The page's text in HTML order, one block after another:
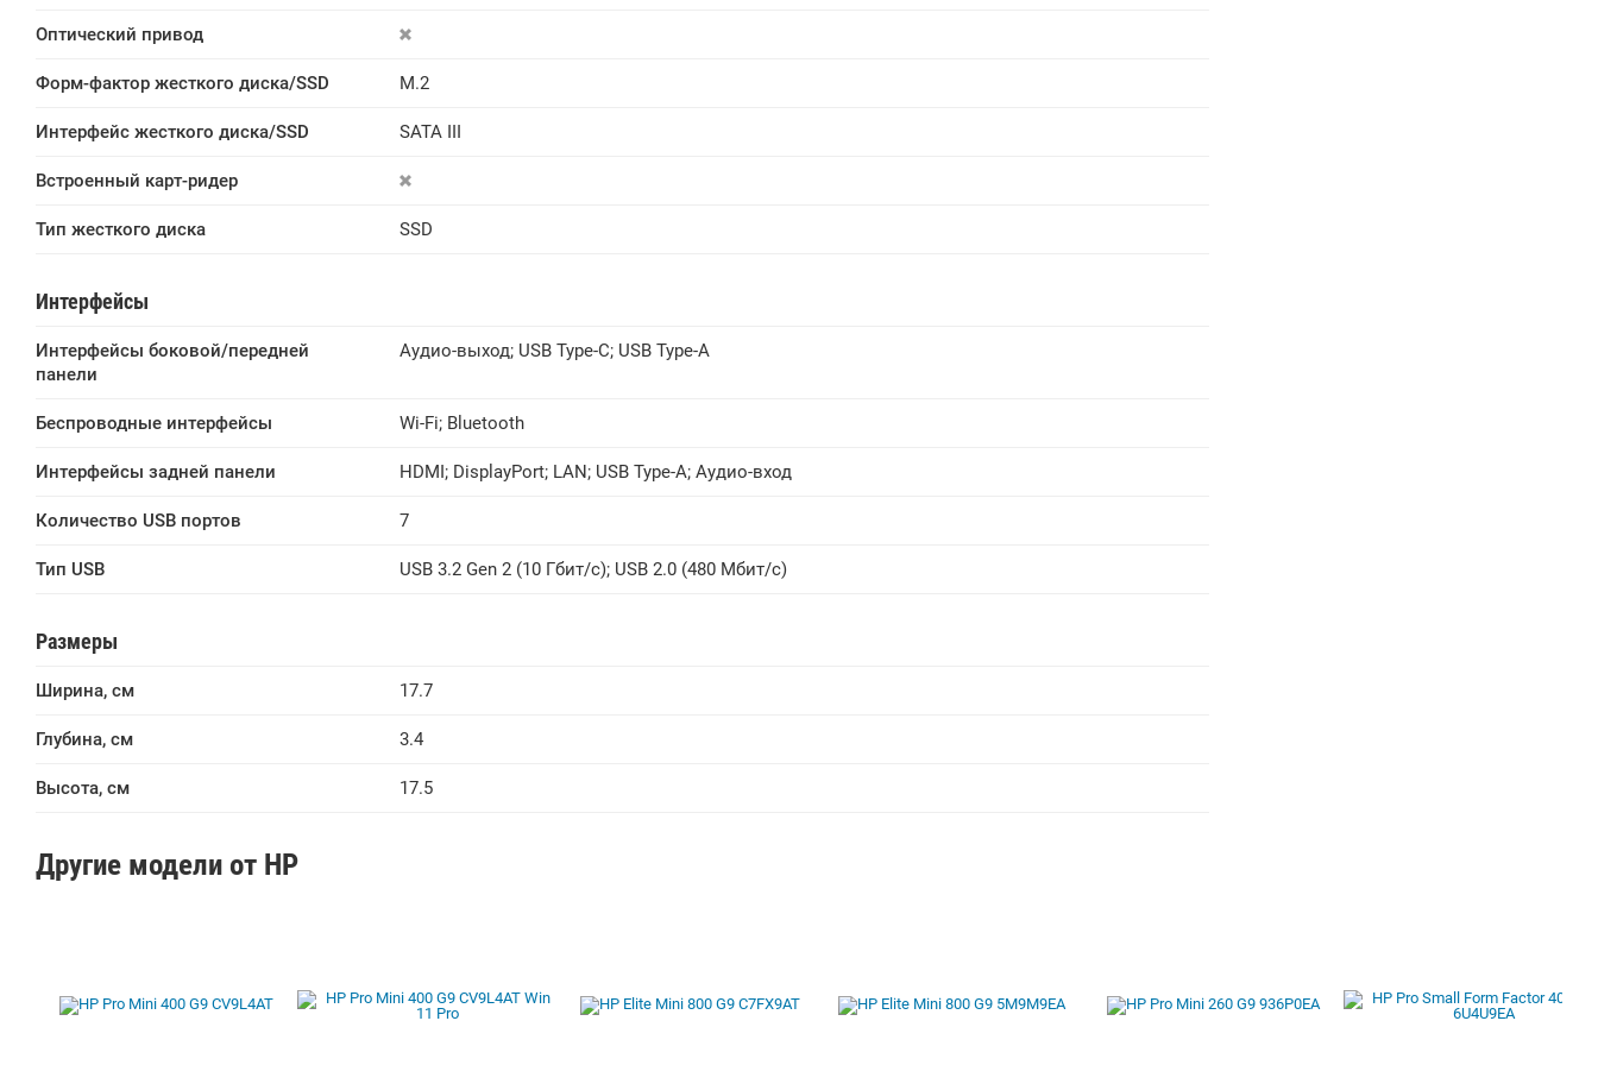
Оптический привод
Форм-фактор жесткого диска/SSD M.2
Интерфейс жесткого диска/SSD SATA III
Встроенный карт-ридер
Тип жесткого диска SSD
Интерфейсы
Интерфейсы боковой/передней
панели
Аудио-выход; USB Type-C; USB Type-A
Беспроводные интерфейсы Wi-Fi; Bluetooth
Интерфейсы задней панели HDMI; DisplayPort; LAN; USB Type-A; Аудио-вход
Количество USB портов 7
Тип USB USB 3.2 Gen 2 (10 Гбит/с); USB 2.0 (480 Мбит/с)
Размеры
Ширина, см 17.7
Глубина, см 3.4
Высота, см 17.5
Другие модели от HP